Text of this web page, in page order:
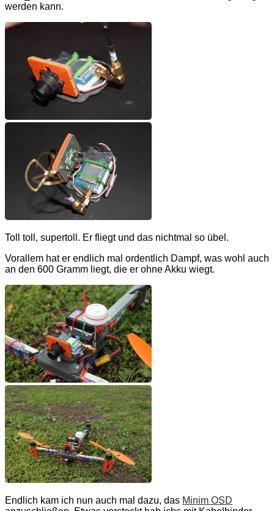
werden kann.
Toll toll, supertoll. Er fliegt und das nichtmal so übel.
Vorallem hat er endlich mal ordentlich Dampf, was wohl auch
an den 600 Gramm liegt, die er ohne Akku wiegt.
Endlich kam ich nun auch mal dazu, das Minim OSD